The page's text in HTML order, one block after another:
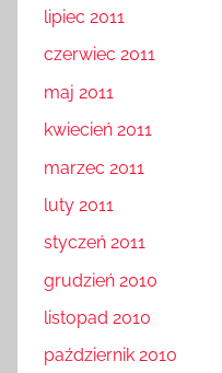
lipiec 2011
czerwiec 2011
maj 2011
kwiecień 2011
marzec 2011
luty 2011
styczeń 2011
grudzień 2010
listopad 2010
październik 2010